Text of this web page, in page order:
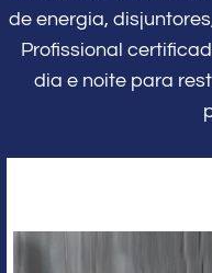
de energia,
Profissional
dia e noite para